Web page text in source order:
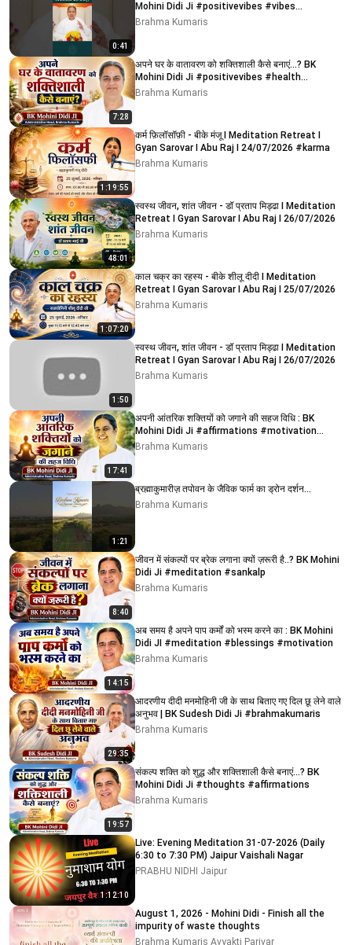
0:41
Mohini Didi Ji #positivevibes #vibes
#ytshorts
Brahma Kumaris
7:28
अपने घर के वातावरण को शक्तिशाली कैसे बनाएं...? BK
Mohini Didi Ji #positivevibes #health
#meditation
Brahma Kumaris
1:19:55
कर्म फ़िलॉसॉफ़ी - बीके मंजू I Meditation Retreat I
Gyan Sarovar I Abu Raj I 24/07/2026 #karma
Brahma Kumaris
48:01
स्वस्थ जीवन, शांत जीवन - डॉ प्रताप मिड्ढा I Meditation
Retreat I Gyan Sarovar I Abu Raj I 26/07/2026
Brahma Kumaris
1:07:20
काल चक्र का रहस्य - बीके शीलू दीदी I Meditation
Retreat I Gyan Sarovar I Abu Raj I 25/07/2026
Brahma Kumaris
1:50
स्वस्थ जीवन, शांत जीवन - डॉ प्रताप मिड्ढा I Meditation
Retreat I Gyan Sarovar I Abu Raj I 26/07/2026
Brahma Kumaris
17:41
अपनी आंतरिक शक्तियों को जगाने की सहज विधि : BK
Mohini Didi Ji #affirmations #motivation
#thoughts
Brahma Kumaris
1:21
ब्रह्माकुमारीज़ तपोवन के जैविक फार्म का ड्रोन दर्शन...
Brahma Kumaris
8:40
जीवन में संकल्पों पर ब्रेक लगाना क्यों ज़रूरी है..? BK Mohini
Didi Ji #meditation #sankalp
Brahma Kumaris
14:15
अब समय है अपने पाप कर्मों को भस्म करने का : BK Mohini
Didi JI #meditation #blessings #motivation
Brahma Kumaris
29:35
आदरणीय दीदी मनमोहिनी जी के साथ बिताए गए दिल छू लेने वाले
अनुभव | BK Sudesh Didi Ji #brahmakumaris
Brahma Kumaris
19:57
संकल्प शक्ति को शुद्ध और शक्तिशाली कैसे बनाएं...? BK
Mohini Didi Ji #thoughts #affirmations
Brahma Kumaris
1:12:10
Live: Evening Meditation 31-07-2026 (Daily
6:30 to 7:30 PM) Jaipur Vaishali Nagar
PRABHU NIDHI Jaipur
August 1, 2026 - Mohini Didi - Finish all the
impurity of waste thoughts
Brahma Kumaris Avyakti Parivar